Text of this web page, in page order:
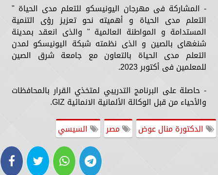
- المشاركة فى مهرجان اليونيسكو للتعلم مدى الحياة "
التعلم مدى الحياة و أهميته نحو تعزيز رؤى التنمية
المستدامة و المواطنة العالمية " والذى انعقد بمدينة
شنغهاى بالصين و الذى نظمته شبكة اليونيسكو لمدن
التعلم مدى الحياة بالتعاون مع جامعة شرق الصين
للمعلمين فى أكتوبر 2023.
- حاصلة على البرنامج التدريبي لمتخذي القرار بالمحافظات
والأحياء من قبل الوكالة الألمانية الانمائية GIZ.
الدكتورة منال عوض
مصر السيسي